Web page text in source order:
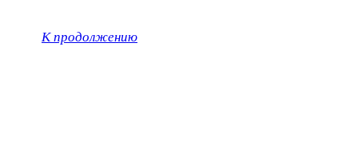
К продолжению